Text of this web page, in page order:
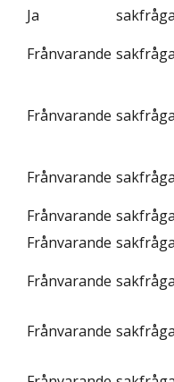
Ja
Frånvarande
Frånvarande
Frånvarande
Frånvarande
Frånvarande
Frånvarande
Frånvarande